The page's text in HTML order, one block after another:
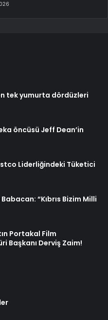
tek yumurta dördüzleri
öncüsü Jeff Dean’in
Liderliğindeki Tüketici
“Kıbrıs Bizim Milli
Portakal Film
Başkanı Derviş Zaim!